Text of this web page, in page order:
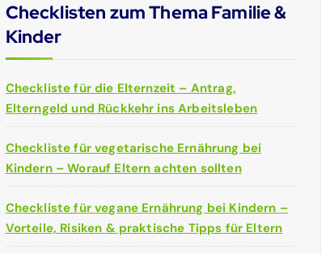
Checklisten zum Thema Familie &
Kinder
Checkliste für die Elternzeit – Antrag,
Elterngeld und Rückkehr ins Arbeitsleben
Checkliste für vegetarische Ernährung bei
Kindern – Worauf Eltern achten sollten
Checkliste für vegane Ernährung bei Kindern –
Vorteile, Risiken & praktische Tipps für Eltern